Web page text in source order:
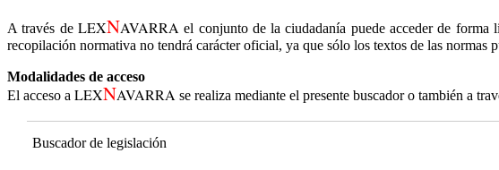
A través de LEXNAVARRA el conjunto de la ciudadanía puede acceder de forma
recopilación normativa no tendrá carácter oficial, ya que sólo los textos de las
Modalidades de acceso
El acceso a LEXNAVARRA se realiza mediante el presente buscador o también a
Buscador de legislación